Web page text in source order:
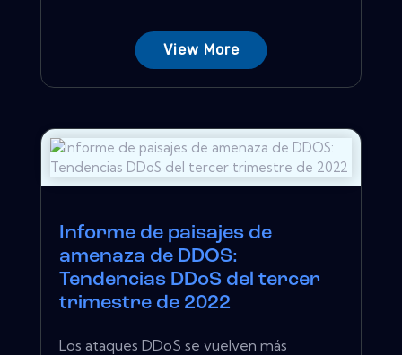
View More
Informe de paisajes de
amenaza de DDOS:
Tendencias DDoS del tercer
trimestre de 2022
Los ataques DDoS se vuelven más